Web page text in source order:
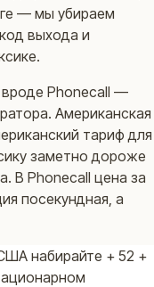
— мы убираем
выхода и
вроде Phonecall —
Американская
тариф для
заметно дороже
В Phonecall цена за
посекундная, а
набирайте + 52 +